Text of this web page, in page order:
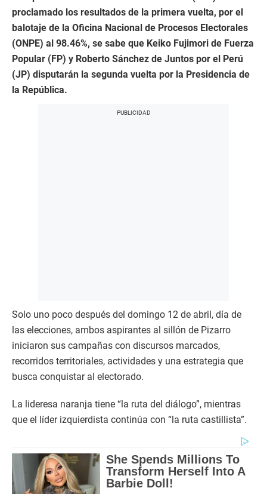
proclamado los resultados de la primera vuelta, por el
balotaje de la Oficina Nacional de Procesos Electorales
(ONPE) al 98.46%, se sabe que Keiko Fujimori de Fuerza
Popular (FP) y Roberto Sánchez de Juntos por el Perú
(JP) disputarán la segunda vuelta por la Presidencia de
la República.
Solo uno poco después del domingo 12 de abril, día de
las elecciones, ambos aspirantes al sillón de Pizarro
iniciaron sus campañas con discursos marcados,
recorridos territoriales, actividades y una estrategia que
busca conquistar al electorado.
La lideresa naranja tiene “la ruta del diálogo”, mientras
que el líder izquierdista continúa con “la ruta castillista”.